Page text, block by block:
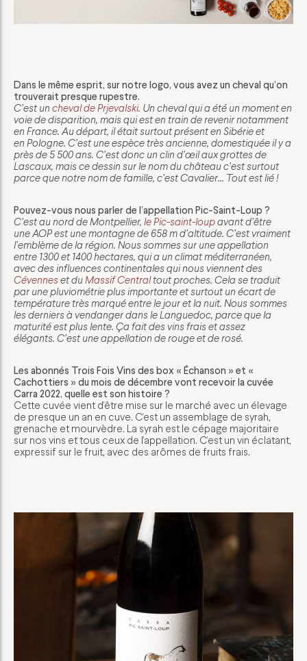
Dans le même esprit, sur notre logo, vous avez un cheval qu’on
trouverait presque rupestre.
C’est un cheval de Prjevalski. Un cheval qui a été un moment en
voie de disparition, mais qui est en train de revenir notamment
en France. Au départ, il était surtout présent en Sibérie et
en Pologne. C’est une espèce très ancienne, domestiquée il y a
près de 5 500 ans. C’est donc un clin d’œil aux grottes de
Lascaux, mais ce dessin sur le nom du château c’est surtout
parce que notre nom de famille, c’est Cavalier… Tout est lié !
Pouvez-vous nous parler de l’appellation Pic-Saint-Loup ?
C’est au nord de Montpellier, le Pic-saint-loupavant d’être
une AOP est une montagne de 658 m d’altitude. C’est vraiment
l’emblème de la région. Nous sommes sur une appellation
entre 1300 et 1400 hectares, qui a un climat méditerranéen,
avec des influences continentales qui nous viennent des
Cévennes et duMassif Centraltout proches. Cela se traduit
par une pluviométrie plus importante et surtout un écart de
température très marqué entre le jour et la nuit. Nous sommes
les derniers à vendanger dans le Languedoc, parce que la
maturité est plus lente. Ça fait des vins frais et assez
élégants. C’est une appellation de rouge et de rosé.
Les abonnés Trois Fois Vins des box « Échanson » et «
Cachottiers » du mois de décembre vont recevoir la cuvée
Carra 2022, quelle est son histoire ?
Cette cuvée vient d’être mise sur le marché avec un élevage
de presque un an en cuve. C’est un assemblage de syrah,
grenache et mourvèdre. La syrah est le cépage majoritaire
sur nos vins et tous ceux de l’appellation. C’est un vin éclatant,
expressif sur le fruit, avec des arômes de fruits frais.